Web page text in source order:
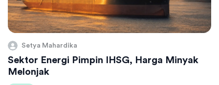
Setya Mahardika
Sektor Energi Pimpin IHSG, Harga Minyak
Melonjak